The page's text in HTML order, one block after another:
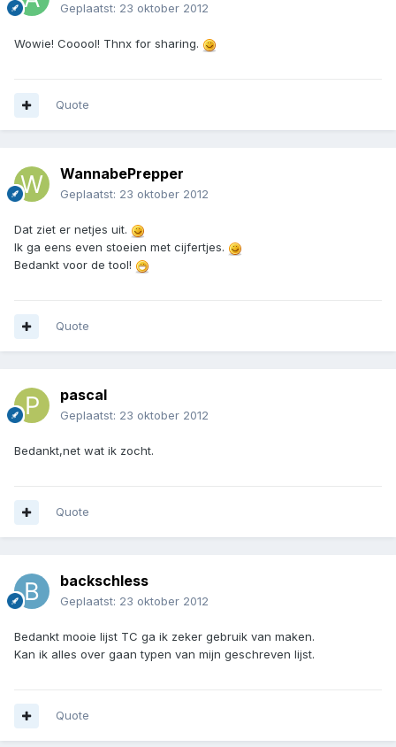
Geplaatst: 23 oktober 2012
Wowie! Cooool! Thnx for sharing.
Quote
WannabePrepper
Geplaatst: 23 oktober 2012
Dat ziet er netjes uit.
Ik ga eens even stoeien met cijfertjes.
Bedankt voor de tool!
Quote
pascal
Geplaatst: 23 oktober 2012
Bedankt,net wat ik zocht.
Quote
backschless
Geplaatst: 23 oktober 2012
Bedankt mooie lijst TC ga ik zeker gebruik van maken.
Kan ik alles over gaan typen van mijn geschreven lijst.
Quote